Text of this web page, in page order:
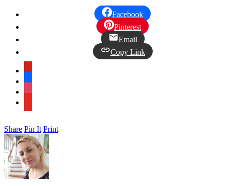
Facebook
Pinterest
Email
Copy Link
Share Pin It Print